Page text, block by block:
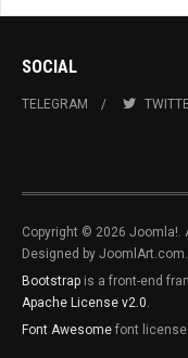
SOCIAL
TELEGRAM
Copyright © 2026 Joomla!.
Designed by JoomlArt.com.
Bootstrap is a front-end
Apache License v2.0.
Font Awesome font